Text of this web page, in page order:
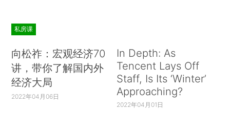
私房课
向松祚：宏观经济70
讲，带你了解国内外
经济大局
2022年04月06日
In Depth: As
Tencent Lays Off
Staff, Is Its ‘Winter’
Approaching?
2022年04月01日